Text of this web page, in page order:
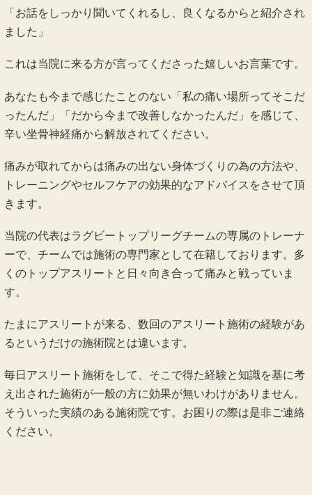
「お話をしっかり聞いてくれるし、良くなるからと紹介され
ました」
これは当院に来る方が言ってくださった嬉しいお言葉です。
あなたも今まで感じたことのない「私の痛い場所ってそこだ
ったんだ」「だから今まで改善しなかったんだ」を感じて、
辛い坐骨神経痛から解放されてください。
痛みが取れてからは痛みの出ない身体づくりの為の方法や、
トレーニングやセルフケアの効果的なアドバイスをさせて頂
きます。
当院の代表はラグビートップリーグチームの専属のトレーナ
ーで、チームでは施術の専門家として在籍しております。多
くのトップアスリートと日々向き合って痛みと戦っていま
す。
たまにアスリートが来る、数回のアスリート施術の経験があ
るというだけの施術院とは違います。
毎日アスリート施術をして、そこで得た経験と知識を基に考
え出された施術が一般の方に効果が無いわけがありません。
そういった実績のある施術院です。お困りの際は是非ご連絡
ください。